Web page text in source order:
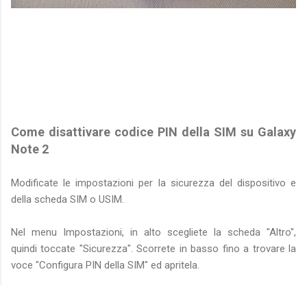
Come disattivare codice PIN della SIM su Galaxy
Note 2
Modificate le impostazioni per la sicurezza del dispositivo e
della scheda SIM o USIM.
Nel menu Impostazioni, in alto scegliete la scheda "Altro",
quindi toccate "Sicurezza". Scorrete in basso fino a trovare la
voce "Configura PIN della SIM" ed apritela.